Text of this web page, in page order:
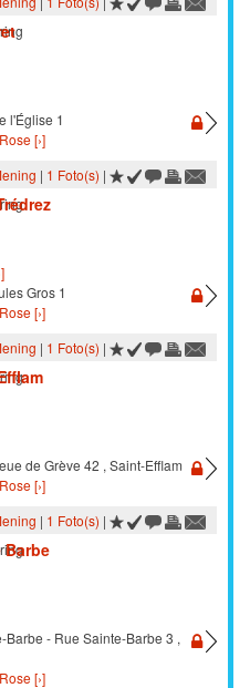
l'Église 1
[›]
| 1 Foto(s) |
Gros 1
[›]
| 1 Foto(s) |
de Grève 42 , Saint-Efflam
[›]
| 1 Foto(s) |
Barbe
- Rue Sainte-Barbe 3 ,
[›]